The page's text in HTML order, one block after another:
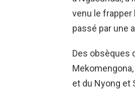
venu le frapper
passé par une
Des obsèques
et du Nyong et